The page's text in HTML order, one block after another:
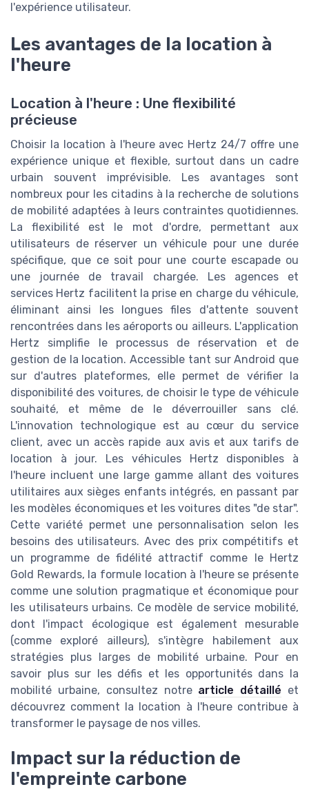
l'expérience utilisateur.
Les avantages de la location à
l'heure
Location à l'heure : Une flexibilité
précieuse
Choisir la location à l'heure avec Hertz 24/7 offre une
expérience unique et flexible, surtout dans un cadre
urbain souvent imprévisible. Les avantages sont
nombreux pour les citadins à la recherche de solutions
de mobilité adaptées à leurs contraintes quotidiennes.
La flexibilité est le mot d'ordre, permettant aux
utilisateurs de réserver un véhicule pour une durée
spécifique, que ce soit pour une courte escapade ou
une journée de travail chargée. Les agences et
services Hertz facilitent la prise en charge du véhicule,
éliminant ainsi les longues files d'attente souvent
rencontrées dans les aéroports ou ailleurs. L'application
Hertz simplifie le processus de réservation et de
gestion de la location. Accessible tant sur Android que
sur d'autres plateformes, elle permet de vérifier la
disponibilité des voitures, de choisir le type de véhicule
souhaité, et même de le déverrouiller sans clé.
L'innovation technologique est au cœur du service
client, avec un accès rapide aux avis et aux tarifs de
location à jour. Les véhicules Hertz disponibles à
l'heure incluent une large gamme allant des voitures
utilitaires aux sièges enfants intégrés, en passant par
les modèles économiques et les voitures dites "de star".
Cette variété permet une personnalisation selon les
besoins des utilisateurs. Avec des prix compétitifs et
un programme de fidélité attractif comme le Hertz
Gold Rewards, la formule location à l'heure se présente
comme une solution pragmatique et économique pour
les utilisateurs urbains. Ce modèle de service mobilité,
dont l'impact écologique est également mesurable
(comme exploré ailleurs), s'intègre habilement aux
stratégies plus larges de mobilité urbaine. Pour en
savoir plus sur les défis et les opportunités dans la
mobilité urbaine, consultez notre article détaillé et
découvrez comment la location à l'heure contribue à
transformer le paysage de nos villes.
Impact sur la réduction de
l'empreinte carbone